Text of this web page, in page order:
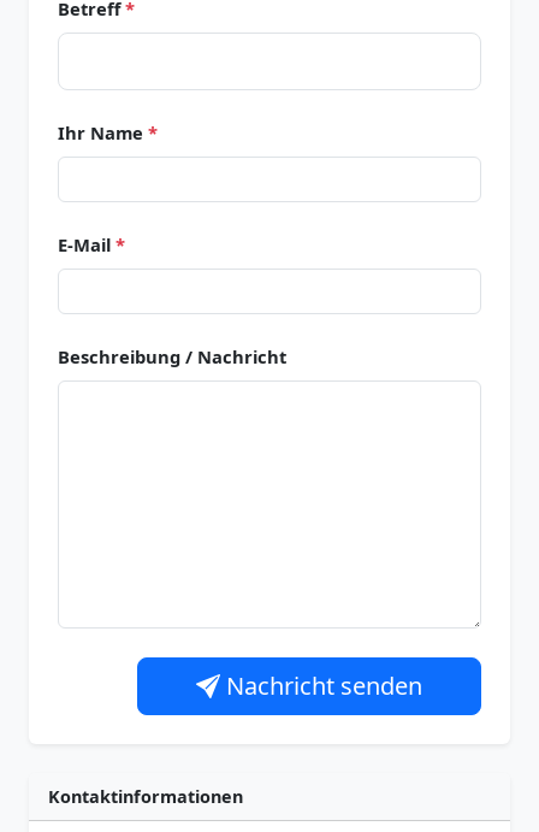
Betreff*
Ihr Name *
E-Mail *
Beschreibung / Nachricht
Nachricht senden
Kontaktinformationen